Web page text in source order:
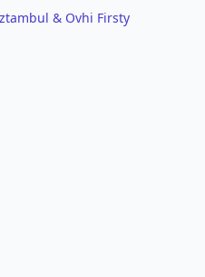
& Ovhi Firsty